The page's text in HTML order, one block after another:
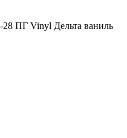
ПГ Vinyl Дельта ваниль